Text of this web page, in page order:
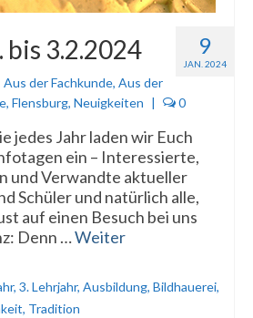
9
JAN. 2024
3.2.2024
Aus der Fachkunde, Aus der
, Flensburg, Neuigkeiten | 0
jedes Jahr laden wir Euch
ein – Interessierte,
und Verwandte aktueller
Schüler und natürlich alle,
auf einen Besuch bei uns
Denn …Weiter
, 3. Lehrjahr, Ausbildung, Bildhauerei,
, Tradition